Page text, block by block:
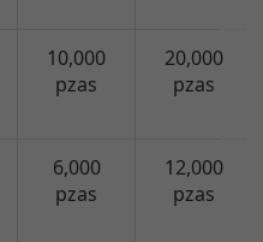
10,000
pzas
20,000
pzas
6,000
pzas
12,000
pzas